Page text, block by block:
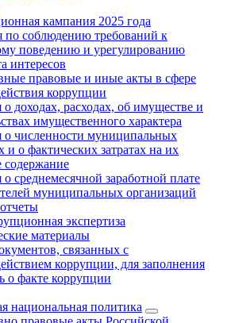
кампания 2025 года
по соблюдению требований к
поведению и урегулированию
интересов
правовые и иные акты в сфере
коррупции
доходах, расходах, об имуществе и
имущественного характера
о численности муниципальных
и о фактических затратах на их
содержание
среднемесячной заработной плате
муниципальных организаций
экспертиза
материалы
связанных с
коррупции, для заполнения
о факте коррупции
национальная политика